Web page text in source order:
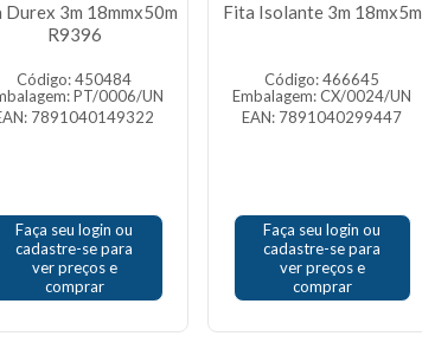
Durex 3m 18mmx50m
R9396
Código: 450484
PT/0006/UN
7891040149322
Faça seu login ou
cadastre-se para
ver preços e
comprar
Fita Isolante 3m 18mx5m
Código: 466645
Embalagem: CX/0024/UN
EAN: 7891040299447
Faça seu login ou
cadastre-se para
ver preços e
comprar